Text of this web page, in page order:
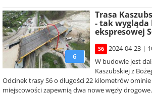
6
Trasa
- tak wygląda
ekspresowej
S6
2024-04-23 |
W budowie jest
Kaszubskiej z
Odcinek trasy S6 o długości 22 kilometrów
miejscowości zapewnią dwa nowe węzły